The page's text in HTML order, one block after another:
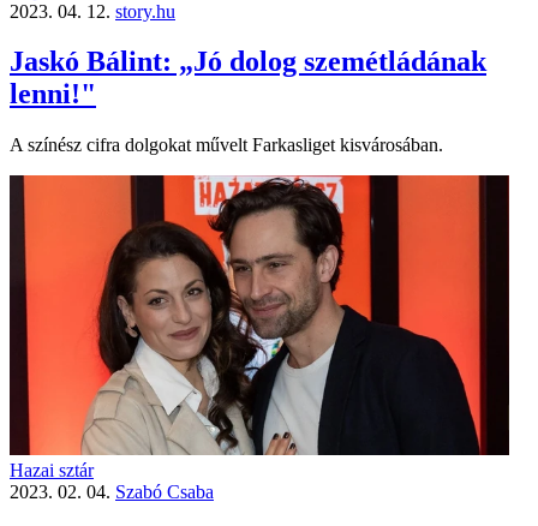
2023. 04. 12. story.hu
Jaskó Bálint: „Jó dolog szemétládának
lenni!"
A színész cifra dolgokat művelt Farkasliget kisvárosában.
Hazai sztár
2023. 02. 04. Szabó Csaba